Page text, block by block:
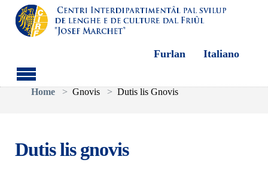
Aller au contenu principal
Furlan Italiano
Vous êtes ici:
Home
Gnovis Dutis lis Gnovis
Dutis lis gnovis